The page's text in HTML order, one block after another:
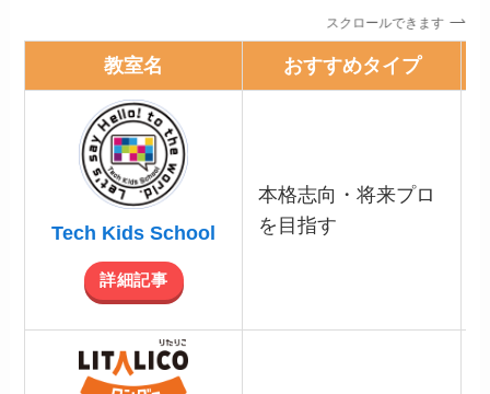
スクロールできます
教室名 おすすめタイプ
Tech Kids School
詳細記事
本格志向・将来プロ
を目指す